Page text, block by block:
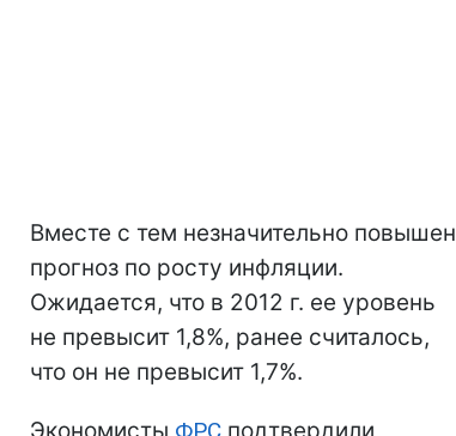
Вместе с тем незначительно повышен
прогноз по росту инфляции.
Ожидается, что в 2012 г. ее уровень
не превысит 1,8%, ранее считалось,
что он не превысит 1,7%.